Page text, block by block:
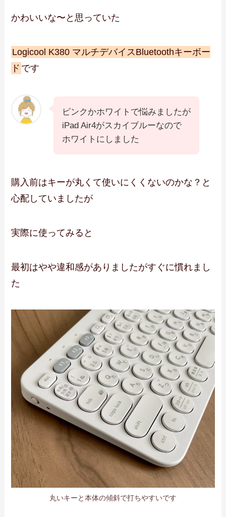
かわいいな〜と思っていた
Logicool K380 マルチデバイスBluetoothキーボー
ド です
ピンクかホワイトで悩みましたが
iPad Air4がスカイブルーなので
ホワイトにしました
購入前はキーが丸くて使いにくくないのかな？と
心配していましたが
実際に使ってみると
最初はやや違和感がありましたがすぐに慣れまし
た
丸いキーと本体の傾斜で打ちやすいです